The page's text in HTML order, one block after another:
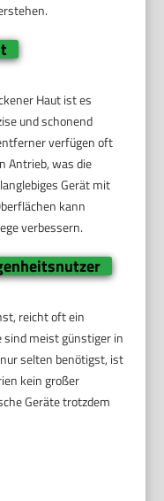
Haut ist es
und schonend
verfügen oft
Antrieb, was die
Gerät mit
kann
verbessern.
reicht oft ein
sind meist günstiger in
selten benötigst, ist
kein großer
Geräte trotzdem